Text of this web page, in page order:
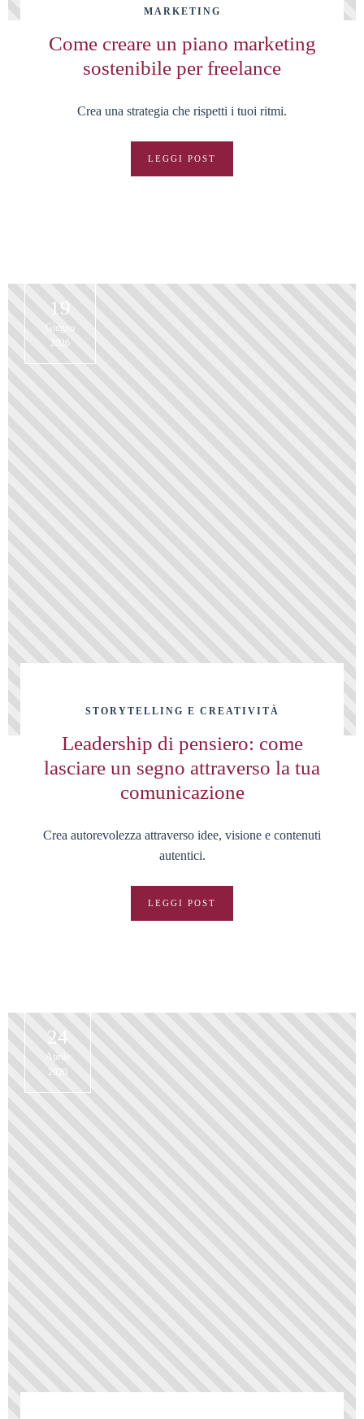
MARKETING
Come creare un piano marketing
sostenibile per freelance
Crea una strategia che rispetti i tuoi ritmi.
LEGGI POST
19
Giugno
2026
STORYTELLING E CREATIVITÀ
Leadership di pensiero: come
lasciare un segno attraverso la tua
comunicazione
Crea autorevolezza attraverso idee, visione e contenuti
autentici.
LEGGI POST
24
Aprile
2026